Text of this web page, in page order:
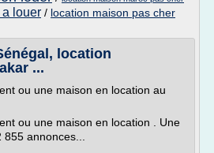
a louer / location maison pas cher
location
...
ou une maison en location au
ou une maison en location . Une
annonces...